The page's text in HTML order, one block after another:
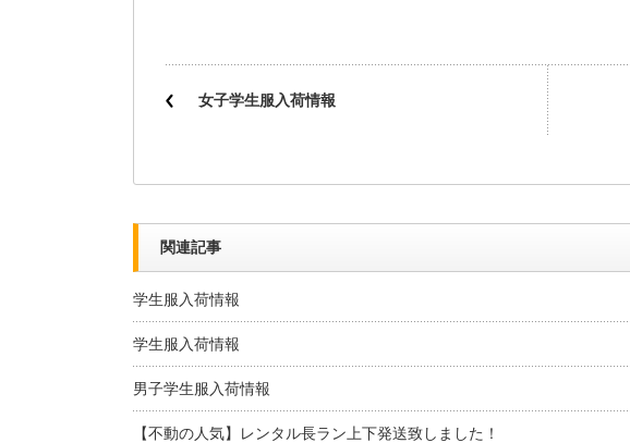
ウ
開
き
女子学生服入荷情報
関連記事
学生服入荷情報
学生服入荷情報
男子学生服入荷情報
【不動の人気】レンタル長ラン上下発送致しました！